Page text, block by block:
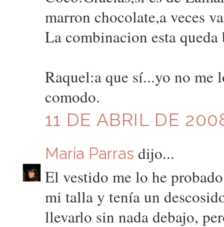
marron chocolate,a veces
La combinacion esta
Raquel:a que sí...yo no
comodo.
11 DE ABRIL DE
Maria Parras dijo...
El vestido me lo he
mi talla y tenía un
llevarlo sin nada debajo,